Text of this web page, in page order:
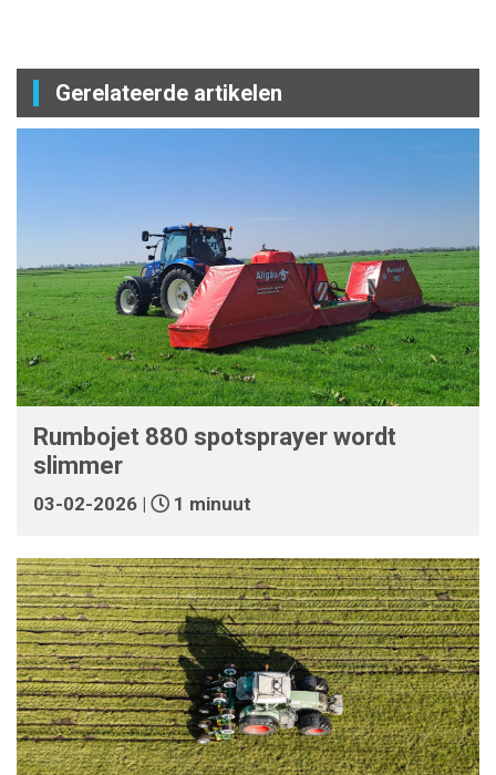
Gerelateerde artikelen
Rumbojet 880 spotsprayer wordt
slimmer
03-02-2026 | 1 minuut